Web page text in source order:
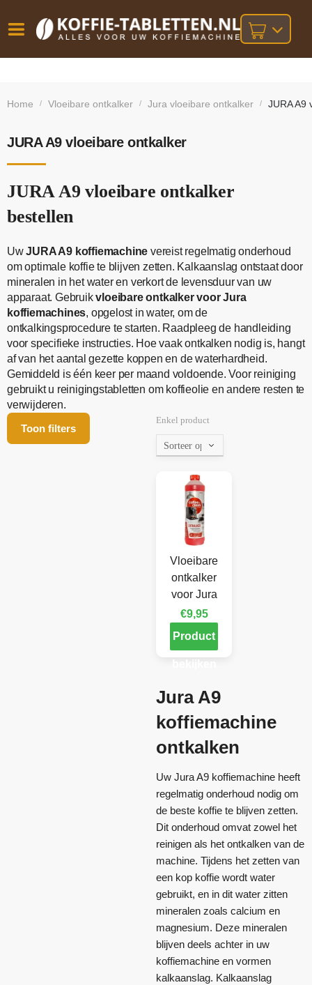
besteld,
bij orders
Home / Vloeibare ontkalker / Jura vloeibare ontkalker / JURA A9
JURA A9 vloeibare ontkalker
JURA A9 vloeibare ontkalker
bestellen
UwJURA A9 koffiemachine vereist regelmatig onderhoud
om optimale koffie te blijven zetten. Kalkaanslag ontstaat door
mineralen in het water en verkort de levensduur van uw
apparaat. Gebruikvloeibare ontkalker voor Jura
koffiemachines, opgelost in water, om de
ontkalkingsprocedure te starten. Raadpleeg de handleiding
voor specifieke instructies. Hoe vaak ontkalken nodig is, hangt
af van het aantal gezette koppen en de waterhardheid.
Gemiddeld is één keer per maand voldoende. Voor reiniging
gebruikt u reinigingstabletten om koffieolie en andere resten te
verwijderen.
Toon filters
Enkel product
Vloeibare
ontkalker
voor Jura
€9,95
Product
Jura A9
koffiemachine
ontkalken
Uw Jura A9 koffiemachine heeft
regelmatig onderhoud nodig om
de beste koffie te blijven zetten.
Dit onderhoud omvat zowel het
reinigen als het ontkalken van de
machine. Tijdens het zetten van
een kop koffie wordt water
gebruikt, en in dit water zitten
mineralen zoals calcium en
magnesium. Deze mineralen
blijven deels achter in uw
koffiemachine en vormen
kalkaanslag. Kalkaanslag